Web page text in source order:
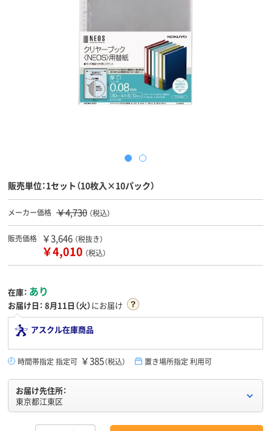
販売単位：1セット（10枚入×10パック）
メーカー価格 ￥4,730 （税込）
販売価格 ￥3,646 （税抜き）
￥4,010 （税込）
在庫： あり
お届け日： 8月11日（火）にお届け
アスクル在庫商品
時間帯指定 指定可 ￥385（税込） 置き場所指定 利用可
お届け先住所：
東京都江東区